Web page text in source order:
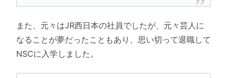
また、元々はJR西日本の社員でしたが、元々芸人に
なることが夢だったこともあり、思い切って退職して
NSCに入学しました。